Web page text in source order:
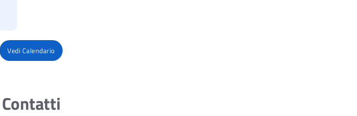
Vedi Calendario
Contatti